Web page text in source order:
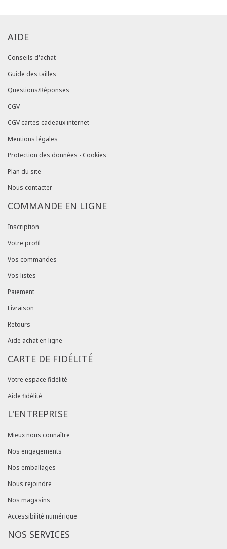
AIDE
Conseils d'achat
Guide des tailles
Questions/Réponses
CGV
CGV cartes cadeaux internet
Mentions légales
Protection des données - Cookies
Plan du site
Nous contacter
COMMANDE EN LIGNE
Inscription
Votre profil
Vos commandes
Vos listes
Paiement
Livraison
Retours
Aide achat en ligne
CARTE DE FIDÉLITÉ
Votre espace fidélité
Aide fidélité
L'ENTREPRISE
Mieux nous connaître
Nos engagements
Nos emballages
Nous rejoindre
Nos magasins
Accessibilité numérique
NOS SERVICES